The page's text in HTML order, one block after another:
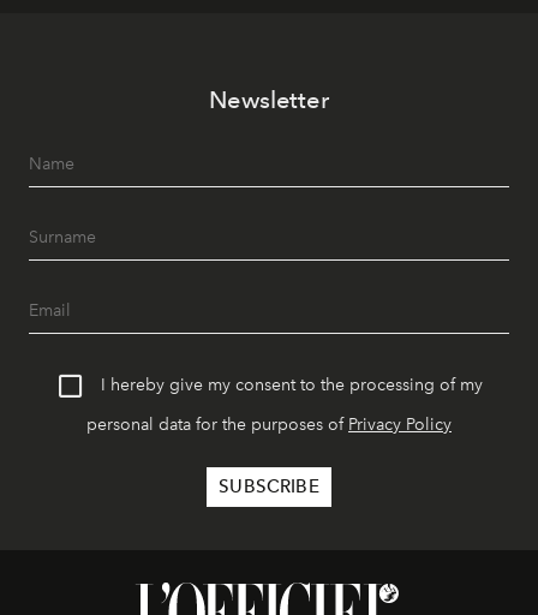
Newsletter
I hereby give my consent to the processing of my
personal data for the purposes of Privacy Policy